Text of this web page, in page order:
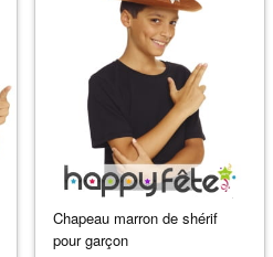
Chapeau marron de shérif
pour garçon